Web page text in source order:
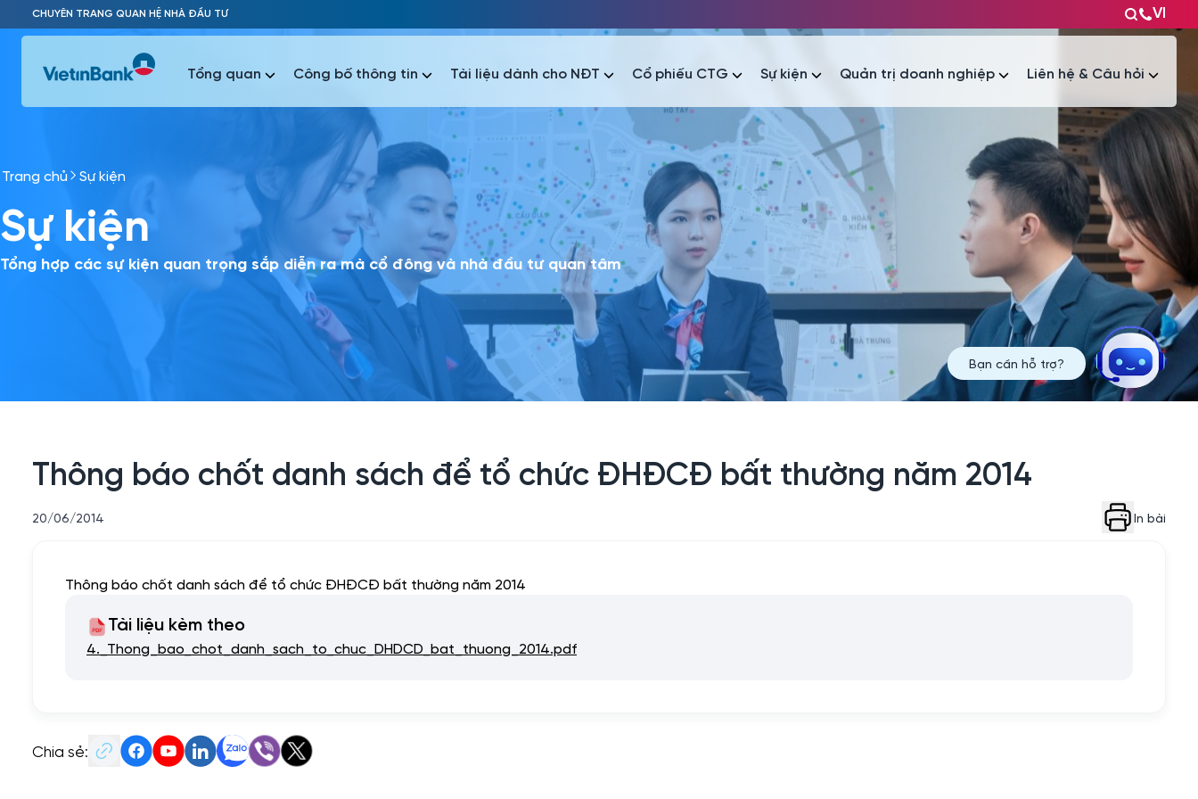
Skip to Main Content
CHUYÊN TRANG QUAN HỆ NHÀ ĐẦU TƯ VI
Phổ biến nhất
Báo cáo tài chính Thông tin giao dịch Công bố thông tin Sự kiện
Tổng quan Công bố thông tin Tài liệu dành cho NĐT Cổ phiếu CTG Sự kiện Quản trị doanh nghiệp Liên hệ & Câu hỏi
Phổ biến nhất
Thông tin giao dịch Công bố thông tin Tài liệu
Trang chủ Sự kiện
Sự kiện
Tổng hợp các sự kiện quan trọng sắp diễn ra mà cổ đông và nhà đầu tư quan tâm
Thông báo chốt danh sách để tổ chức ĐHĐCĐ bất thường năm 2014
20/06/2014 In bài
Thông báo chốt danh sách để tổ chức ĐHĐCĐ bất thường năm 2014
Tài liệu kèm theo
4._Thong_bao_chot_danh_sach_to_chuc_DHDCD_bat_thuong_2014.pdf
Chia sẻ:
Bạn cần hỗ trợ?